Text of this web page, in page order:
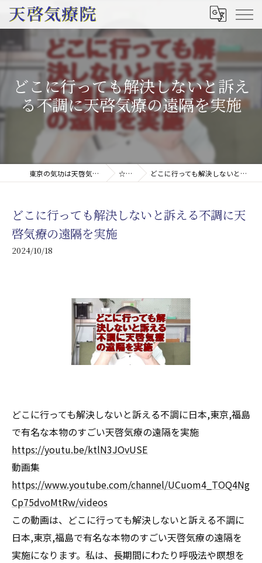
どこに行っても解決しないと訴え
る不調に天啓気療の遠隔を実施
東京の気功は天啓気療院(天啓気功療法治療院) ☆ブログ どこに行っても解決しないと訴える不調に天啓気療の遠隔を実施
どこに行っても解決しないと訴える不調に天
啓気療の遠隔を実施
2024/10/18
どこに行っても解決しないと訴える不調に日本,東京,福島
で有名な本物のすごい天啓気療の遠隔を実施
https://youtu.be/ktlN3JOvUSE
動画集
https://www.youtube.com/channel/UCuom4_TOQ4Ng
Cp75dvoMtRw/videos
この動画は、どこに行っても解決しないと訴える不調に
日本,東京,福島で有名な本物のすごい天啓気療の遠隔を
実施になります。私は、長期間にわたり呼吸法や瞑想を